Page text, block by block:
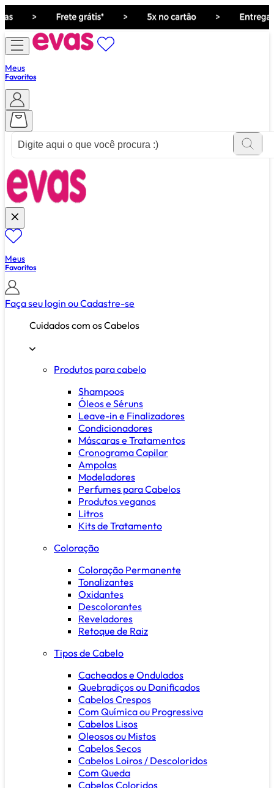
Meus
Favoritos
Meus
Favoritos
Faça seu login ouCadastre-se
Cuidados com os Cabelos
Produtos para cabelo
Shampoos
Óleos e Séruns
Leave-in e Finalizadores
Condicionadores
Máscaras e Tratamentos
Cronograma Capilar
Ampolas
Modeladores
Perfumes para Cabelos
Produtos veganos
Litros
Kits de Tratamento
Coloração
Coloração Permanente
Tonalizantes
Oxidantes
Descolorantes
Reveladores
Retoque de Raiz
Tipos de Cabelo
Cacheados e Ondulados
Quebradiços ou Danificados
Cabelos Crespos
Com Química ou Progressiva
Cabelos Lisos
Oleosos ou Mistos
Cabelos Secos
Cabelos Loiros / Descoloridos
Com Queda
Cabelos Coloridos